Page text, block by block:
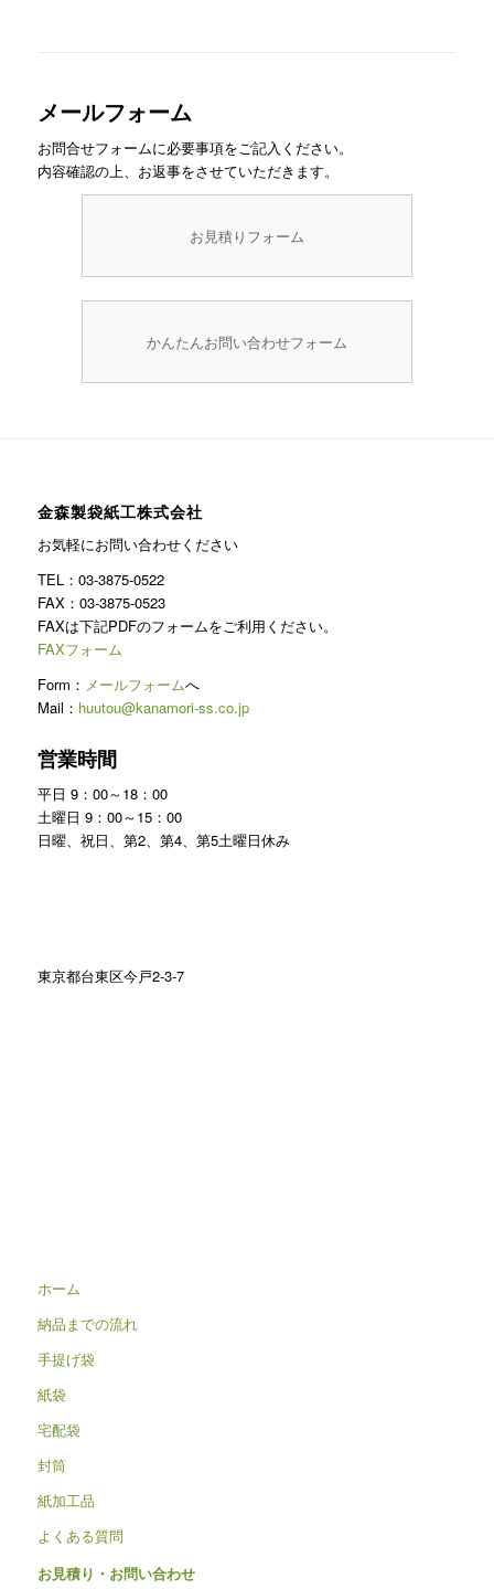
メールフォーム
お問合せフォームに必要事項をご記入ください。
内容確認の上、お返事をさせていただきます。
お見積りフォーム
かんたんお問い合わせフォーム
金森製袋紙工株式会社
お気軽にお問い合わせください
TEL：03-3875-0522
FAX：03-3875-0523
FAXは下記PDFのフォームをご利用ください。
FAXフォーム
Form： メールフォームへ
Mail： huutou@kanamori-ss.co.jp
営業時間
平日 9：00～18：00
土曜日 9：00～15：00
日曜、祝日、第2、第4、第5土曜日休み
東京都台東区今戸2-3-7
ホーム
納品までの流れ
手提げ袋
紙袋
宅配袋
封筒
紙加工品
よくある質問
お見積り・お問い合わせ